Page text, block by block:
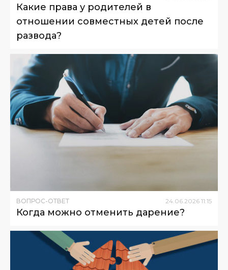
Какие права у родителей в
отношении совместных детей после
развода?
ВОПРОС-ОТВЕТ 24.06.2026 11:15
Когда можно отменить дарение?